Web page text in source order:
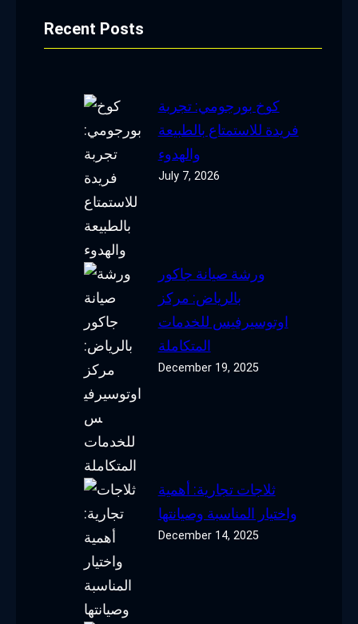
Recent Posts
كوخ بورجومي: تجربة
فريدة للاستمتاع بالطبيعة
والهدوء
July 7, 2026
ورشة صيانة جاكور
بالرياض: مركز
اوتوسيرفيس للخدمات
المتكاملة
December 19, 2025
ثلاجات تجارية: أهمية
واختيار المناسبة وصيانتها
December 14, 2025